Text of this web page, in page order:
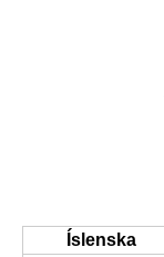
Íslenska